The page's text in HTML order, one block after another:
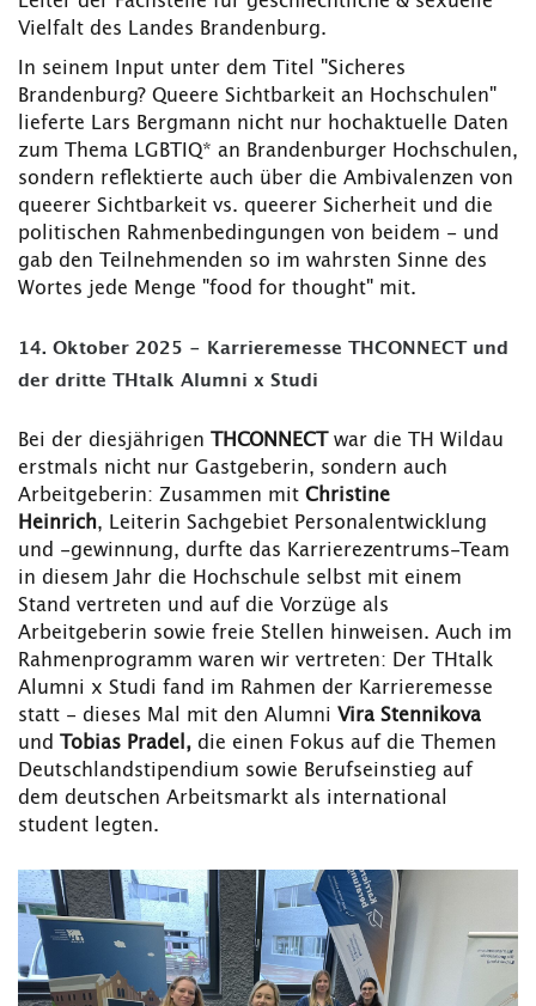
Vielfalt des Landes Brandenburg.
In seinem Input unter dem Titel "Sicheres
Brandenburg? Queere Sichtbarkeit an Hochschulen"
lieferte Lars Bergmann nicht nur hochaktuelle Daten
zum Thema LGBTIQ* an Brandenburger Hochschulen,
sondern reflektierte auch über die Ambivalenzen von
queerer Sichtbarkeit vs. queerer Sicherheit und die
politischen Rahmenbedingungen von beidem - und
gab den Teilnehmenden so im wahrsten Sinne des
Wortes jede Menge "food for thought" mit.
14. Oktober 2025 - Karrieremesse THCONNECT und
der dritte THtalk Alumni x Studi
Bei der diesjährigen THCONNECTwar die TH Wildau
erstmals nicht nur Gastgeberin, sondern auch
Arbeitgeberin: Zusammen mit Christine
Heinrich, Leiterin Sachgebiet Personalentwicklung
und -gewinnung, durfte das Karrierezentrums-Team
in diesem Jahr die Hochschule selbst mit einem
Stand vertreten und auf die Vorzüge als
Arbeitgeberin sowie freie Stellen hinweisen. Auch im
Rahmenprogramm waren wir vertreten: Der THtalk
Alumni x Studi fand im Rahmen der Karrieremesse
statt - dieses Mal mit den Alumni Vira Stennikova
und Tobias Pradel, die einen Fokus auf die Themen
Deutschlandstipendium sowie Berufseinstieg auf
dem deutschen Arbeitsmarkt als international
student legten.